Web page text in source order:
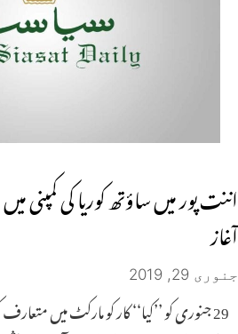
اننت پور میں ساؤتھ کوریا کی کمپنی
آغاز
جنوری 29, 2019